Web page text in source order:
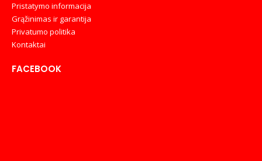
Pristatymo informacija
Grąžinimas ir garantija
Privatumo politika
Kontaktai
FACEBOOK